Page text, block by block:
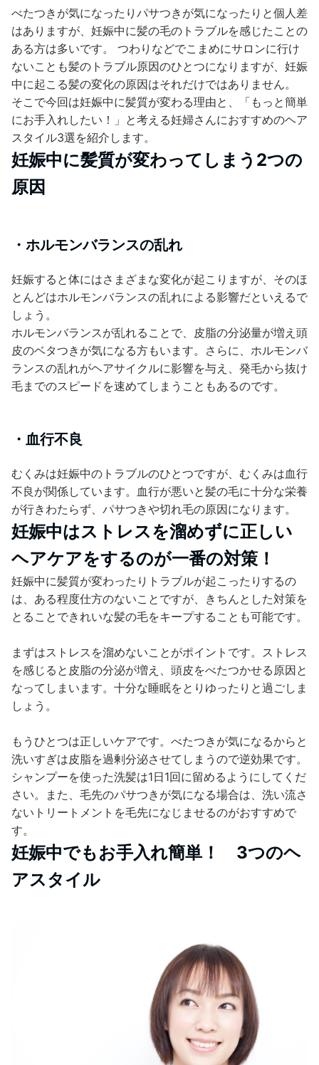
べたつきが気になったりパサつきが気になったりと個人差
はありますが、妊娠中に髪の毛のトラブルを感じたことの
ある方は多いです。 つわりなどでこまめにサロンに行け
ないことも髪のトラブル原因のひとつになりますが、妊娠
中に起こる髪の変化の原因はそれだけではありません。
そこで今回は妊娠中に髪質が変わる理由と、「もっと簡単
にお手入れしたい！」と考える妊婦さんにおすすめのヘア
スタイル3選を紹介します。
妊娠中に髪質が変わってしまう2つの
原因
・ホルモンバランスの乱れ
妊娠すると体にはさまざまな変化が起こりますが、そのほ
とんどはホルモンバランスの乱れによる影響だといえるで
しょう。
ホルモンバランスが乱れることで、皮脂の分泌量が増え頭
皮のベタつきが気になる方もいます。さらに、ホルモンバ
ランスの乱れがヘアサイクルに影響を与え、発毛から抜け
毛までのスピードを速めてしまうこともあるのです。
・血行不良
むくみは妊娠中のトラブルのひとつですが、むくみは血行
不良が関係しています。血行が悪いと髪の毛に十分な栄養
が行きわたらず、パサつきや切れ毛の原因になります。
妊娠中はストレスを溜めずに正しい
ヘアケアをするのが一番の対策！
妊娠中に髪質が変わったりトラブルが起こったりするの
は、ある程度仕方のないことですが、きちんとした対策を
とることできれいな髪の毛をキープすることも可能です。
まずはストレスを溜めないことがポイントです。ストレス
を感じると皮脂の分泌が増え、頭皮をべたつかせる原因と
なってしまいます。十分な睡眠をとりゆったりと過ごしま
しょう。
もうひとつは正しいケアです。べたつきが気になるからと
洗いすぎは皮脂を過剰分泌させてしまうので逆効果です。
シャンプーを使った洗髪は1日1回に留めるようにしてくだ
さい。また、毛先のパサつきが気になる場合は、洗い流さ
ないトリートメントを毛先になじませるのがおすすめで
す。
妊娠中でもお手入れ簡単！ 3つのヘ
アスタイル